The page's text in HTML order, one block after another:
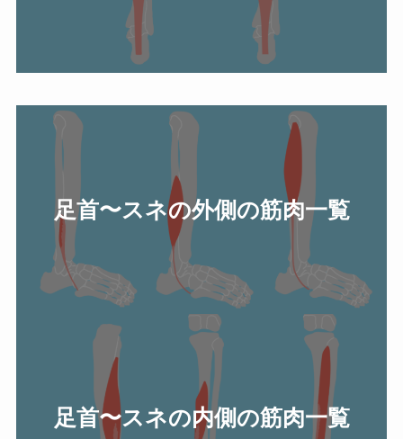
足首〜スネの外側の筋肉一覧
足首〜スネの内側の筋肉一覧